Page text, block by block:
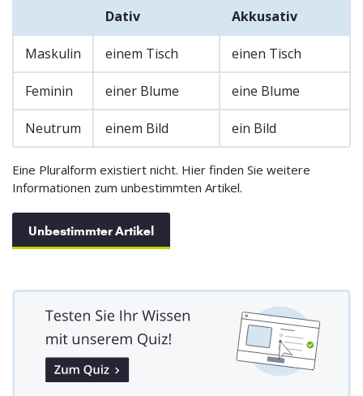
Dativ Akkusativ
Maskulin einem Tisch einen Tisch
Feminin einer Blume eine Blume
Neutrum einem Bild ein Bild
Eine Pluralform existiert nicht. Hier finden Sie weitere
Informationen zum unbestimmten Artikel.
Unbestimmter Artikel